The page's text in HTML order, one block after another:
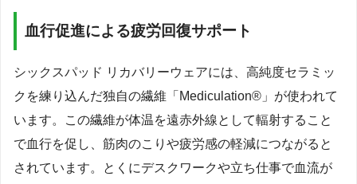
血行促進による疲労回復サポート
シックスパッド リカバリーウェアには、高純度セラミッ
クを練り込んだ独自の繊維「Mediculation®」が使われて
います。この繊維が体温を遠赤外線として輻射すること
で血行を促し、筋肉のこりや疲労感の軽減につながると
されています。とくにデスクワークや立ち仕事で血流が